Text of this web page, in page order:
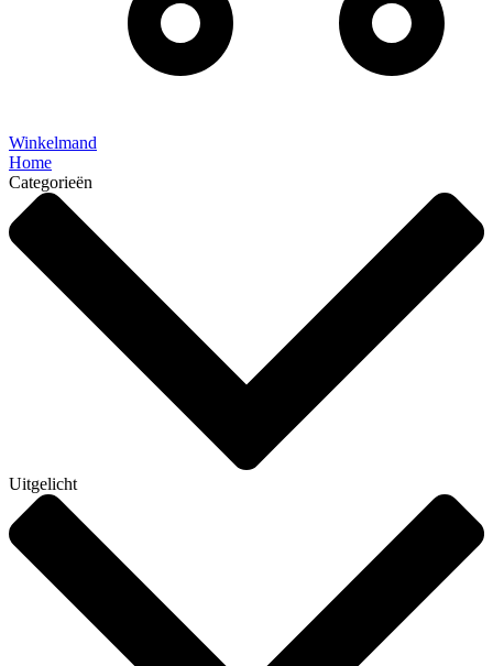
Winkelmand
Home
Categorieën
Uitgelicht